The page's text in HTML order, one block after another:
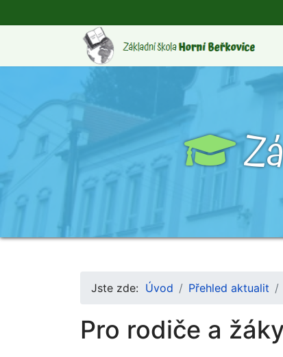
Jste zde: Úvod Přehled aktualit
Pro rodiče a